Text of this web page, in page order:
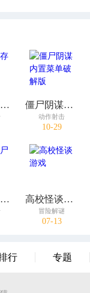
地狱幸存者破解版 僵尸阴谋内置菜单破解版
动作射击
10-29
平面僵尸防御 高校怪谈游戏
冒险解谜
07-13
行 专题